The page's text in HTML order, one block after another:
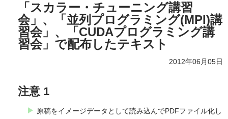
「スカラー・チューニング講習
会」、「並列プログラミング(MPI)講
習会」、「CUDAプログラミング講
習会」で配布したテキスト
2012年06月05日
注意 1
原稿をイメージデータとして読み込んでPDFファイル化し